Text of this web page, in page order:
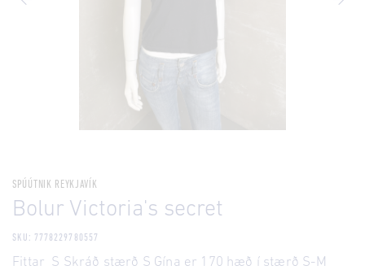
SPÚÚTNIK REYKJAVÍK
Bolur Victoria's secret
SKU: 7778229780557
Fittar S Skráð stærð S Gína er 170 hæð í stærð S-M